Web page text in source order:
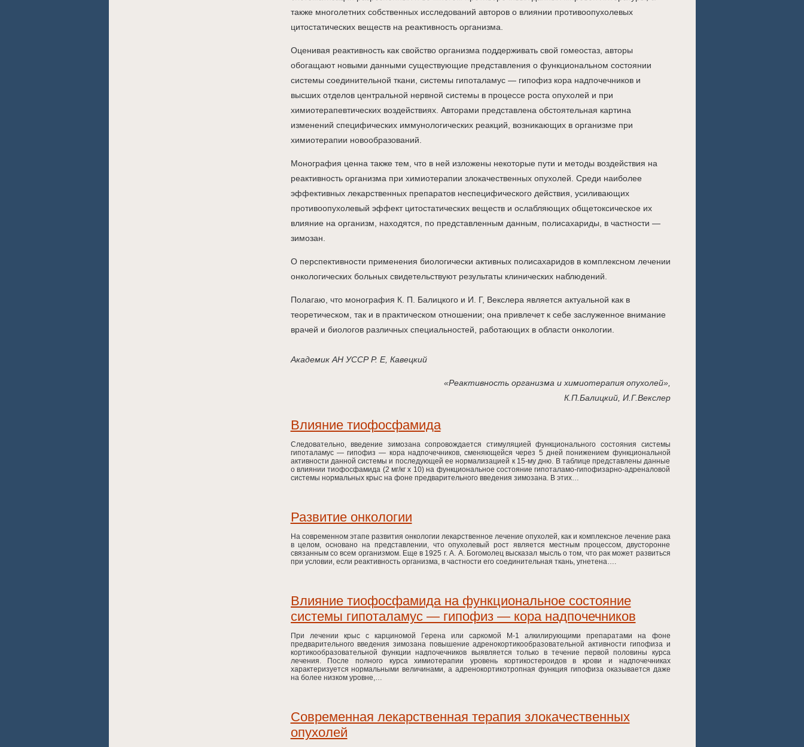
также многолетних собственных исследований авторов о влиянии противоопухолевых
цитостатических веществ на реактивность организма.
Оценивая реактивность как свойство организма поддерживать свой гомеостаз, авторы
обогащают новыми данными существующие представления о функциональном состоянии
системы соединительной ткани, системы гипоталамус — гипофиз кора надпочечников и
высших отделов центральной нервной системы в процессе роста опухолей и при
химиотерапевтических воздействиях. Авторами представлена обстоятельная картина
изменений специфических иммунологических реакций, возникающих в организме при
химиотерапии новообразований.
Монография ценна также тем, что в ней изложены некоторые пути и методы воздействия на
реактивность организма при химиотерапии злокачественных опухолей. Среди наиболее
эффективных лекарственных препаратов неспецифического действия, усиливающих
противоопухолевый эффект цитостатических веществ и ослабляющих общетоксическое их
влияние на организм, находятся, по представленным данным, полисахариды, в частности —
зимозан.
О перспективности применения биологически активных полисахаридов в комплексном лечении
онкологических больных свидетельствуют результаты клинических наблюдений.
Полагаю, что монография К. П. Балицкого и И. Г, Векслера является актуальной как в
теоретическом, так и в практическом отношении; она привлечет к себе заслуженное внимание
врачей и биологов различных специальностей, работающих в области онкологии.
Академик АН УССР Р. Е, Кавецкий
«Реактивность организма и химиотерапия опухолей»,
К.П.Балицкий, И.Г.Векслер
Влияние тиофосфамида
Следовательно, введение зимозана сопровождается стимуляцией функционального состояния системы
гипоталамус — гипофиз — кора надпочечников, сменяющейся через 5 дней понижением функциональной
активности данной системы и последующей ее нормализацией к 15-му дню. В таблице представлены данные
о влиянии тиофосфамида (2 мг/кг х 10) на функциональное состояние гипоталамо-гипофизарно-адреналовой
системы нормальных крыс на фоне предварительного введения зимозана. В этих…
Развитие онкологии
На современном этапе развития онкологии лекарственное лечение опухолей, как и комплексное лечение рака
в целом, основано на представлении, что опухолевый рост является местным процессом, двусторонне
связанным со всем организмом. Еще в 1925 г. А. А. Богомолец высказал мысль о том, что рак может развиться
при условии, если реактивность организма, в частности его соединительная ткань, угнетена….
Влияние тиофосфамида на функциональное состояние
системы гипоталамус — гипофиз — кора надпочечников
При лечении крыс с карциномой Герена или саркомой М-1 алкилирующими препаратами на фоне
предварительного введения зимозана повышение адренокортикообразовательной активности гипофиза и
кортикообразовательной функции надпочечников выявляется только в течение первой половины курса
лечения. После полного курса химиотерапии уровень кортикостероидов в крови и надпочечниках
характеризуется нормальными величинами, а адренокортикотропная функция гипофиза оказывается даже
на более низком уровне,…
Современная лекарственная терапия злокачественных
опухолей